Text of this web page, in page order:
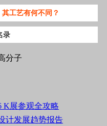
录
分子
K展参观全攻略
计发展趋势报告